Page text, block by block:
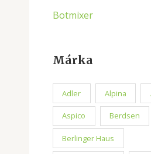
Botmixer
Márka
Adler Alpina
Aspico Berdsen
Berlinger Haus